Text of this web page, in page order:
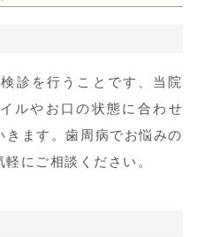
診を行うことです、当院
ルやお口の状態に合わせ
ます。歯周病でお悩みの
にご相談ください。